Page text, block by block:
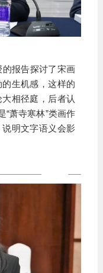
报告探讨了宋画
的生机感，这样的
相径庭，后者认
“萧寺寒林”类画作
明文字语义会影